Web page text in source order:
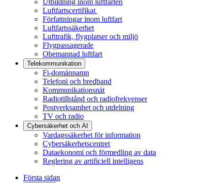
Utbildning inom luftfarten
Luftfartscertifikat
Författningar inom luftfart
Luftfartssäkerhet
Lufttrafik, flygplatser och miljö
Flygpassagerade
Obemannad luftfart
Telekommunikation
Fi-domännamn
Telefoni och bredband
Kommunikationsnät
Radiotillstånd och radiofrekvenser
Postverksamhet och utdelning
TV och radio
Cybersäkerhet och AI
Vardagssäkerhet för information
Cybersäkerhetscentret
Dataekonomi och förmedling av data
Reglering av artificiell intelligens
Första sidan